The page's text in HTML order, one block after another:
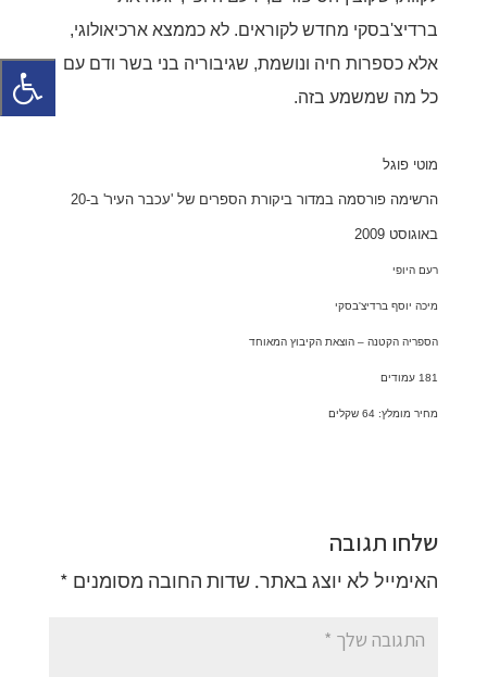
ברדיצ'בסקי מחדש לקוראים. לא כממצא ארכיאולוגי,
אלא כספרות חיה ונושמת, שגיבוריה בני בשר ודם עם
כל מה שמשמע בזה.
מוטי פוגל
הרשימה פורסמה במדור ביקורת הספרים של 'עכבר העיר' ב-20
באוגוסט 2009
רעם היופי
מיכה יוסף ברדיצ'בסקי
הספריה הקטנה – הוצאת הקיבוץ המאוחד
181 עמודים
מחיר מומלץ: 64 שקלים
שלחו תגובה
האימייל לא יוצג באתר. שדות החובה מסומנים *